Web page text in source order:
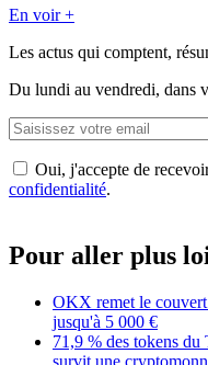
En voir +
Les actus qui comptent,
Du lundi au vendredi, dans
Oui, j'accepte de
confidentialité.
Pour aller plus
OKX remet le couvert
jusqu'à 5 000 €
71,9 % des tokens du